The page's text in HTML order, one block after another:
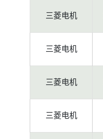
三菱电机
三菱电机
三菱电机
三菱电机